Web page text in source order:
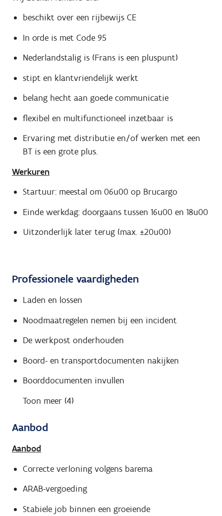
beschikt over een rijbewijs CE
In orde is met Code 95
Nederlandstalig is (Frans is een pluspunt)
stipt en klantvriendelijk werkt
belang hecht aan goede communicatie
flexibel en multifunctioneel inzetbaar is
Ervaring met distributie en/of werken met een
BT is een grote plus.
Werkuren
Startuur: meestal om 06u00 op Brucargo
Einde werkdag: doorgaans tussen 16u00 en 18u00
Uitzonderlijk later terug (max. ±20u00)
Professionele vaardigheden
Laden en lossen
Noodmaatregelen nemen bij een incident
De werkpost onderhouden
Boord- en transportdocumenten nakijken
Boorddocumenten invullen
Toon meer (4)
Aanbod
Aanbod
Correcte verloning volgens barema
ARAB-vergoeding
Stabiele job binnen een groeiende